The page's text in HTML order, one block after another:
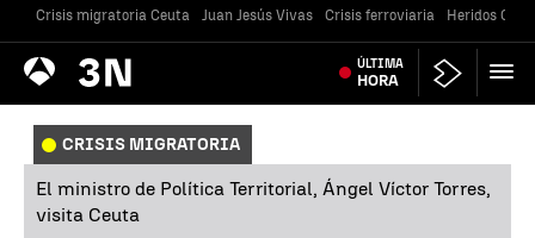
Crisis migratoria Ceuta Juan Jesús Vivas Crisis ferroviaria Heridos
Antena
3 Noticias ÚLTIMA
HORA
CRISIS MIGRATORIA
El ministro de Política Territorial, Ángel Víctor Torres,
visita Ceuta